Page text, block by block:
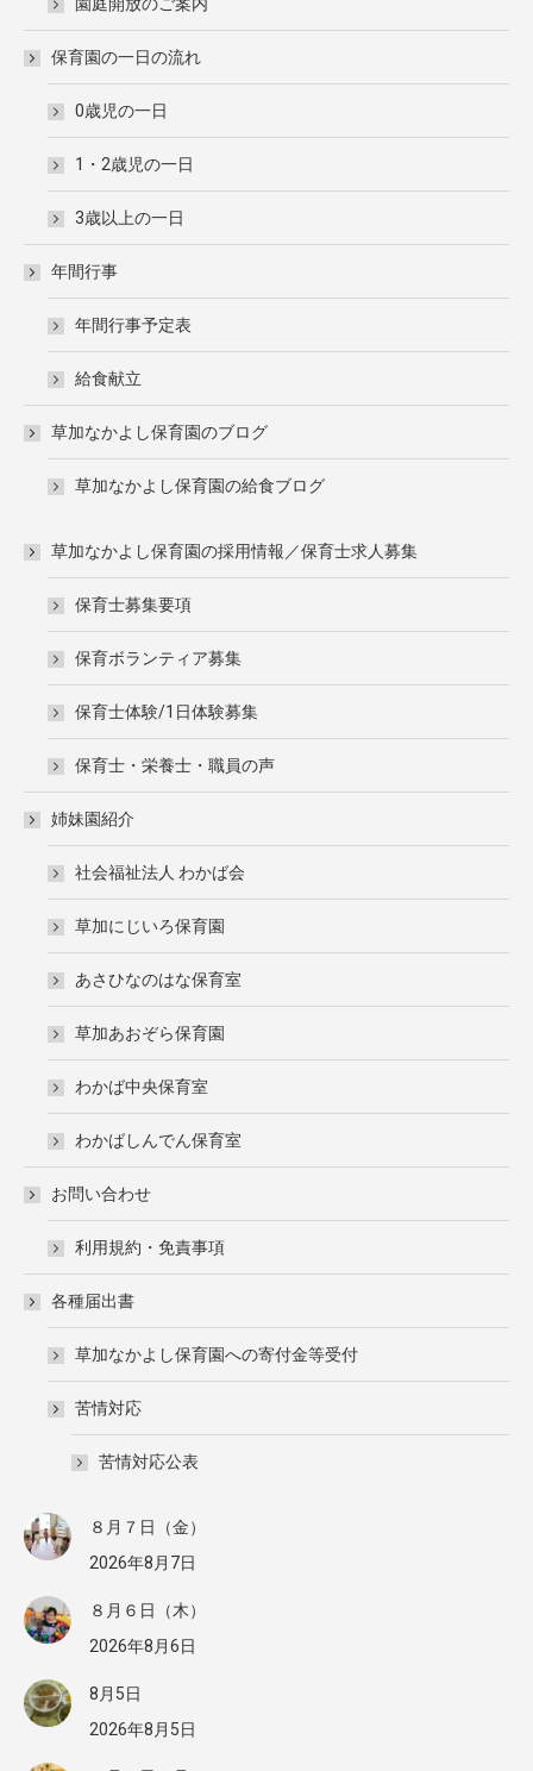
保育園の一日の流れ
0歳児の一日
1・2歳児の一日
3歳以上の一日
年間行事
年間行事予定表
給食献立
草加なかよし保育園のブログ
草加なかよし保育園の給食ブログ
草加なかよし保育園の採用情報／保育士求人募集
保育士募集要項
保育ボランティア募集
保育士体験/1日体験募集
保育士・栄養士・職員の声
姉妹園紹介
社会福祉法人 わかば会
草加にじいろ保育園
あさひなのはな保育室
草加あおぞら保育園
わかば中央保育室
わかばしんでん保育室
お問い合わせ
利用規約・免責事項
各種届出書
草加なかよし保育園への寄付金等受付
苦情対応
苦情対応公表
８月７日（金）
2026年8月7日
８月６日（木）
2026年8月6日
8月5日
2026年8月5日